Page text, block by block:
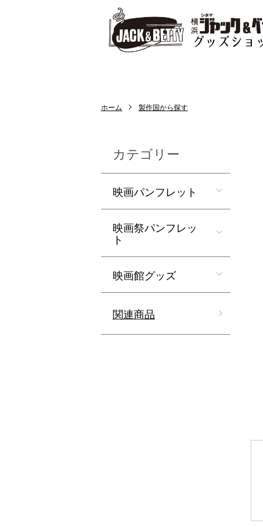
ホーム 製作国から探す
カテゴリー
映画パンフレット
映画祭パンフレッ
ト
映画館グッズ
関連商品